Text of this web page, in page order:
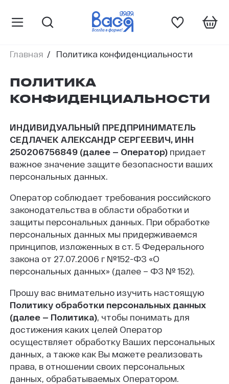
Главная Политика конфиденциальности
ПОЛИТИКА
КОНФИДЕНЦИАЛЬНОСТИ
ИНДИВИДУАЛЬНЫЙ ПРЕДПРИНИМАТЕЛЬ
СЕДЛАЧЕК АЛЕКСАНДР СЕРГЕЕВИЧ, ИНН
250206756849 (далее — Оператор)придает
важное значение защите безопасности ваших
персональных данных.
Оператор соблюдает требования российского
законодательства в области обработки и
защиты персональных данных. При обработке
персональных данных мы придерживаемся
принципов, изложенных в ст. 5 Федерального
закона от 27.07.2006 г №152-ФЗ «О
персональных данных» (далее – ФЗ № 152).
Прошу вас внимательно изучить настоящую
Политику обработки персональных данных
(далее — Политика), чтобы понимать для
достижения каких целей Оператор
осуществляет обработку Ваших персональных
данных, а также как Вы можете реализовать
права, в отношении своих персональных
данных, обрабатываемых Оператором.